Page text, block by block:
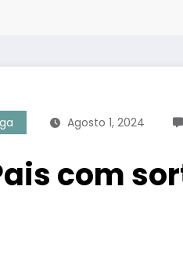
Agosto 1, 2024
com